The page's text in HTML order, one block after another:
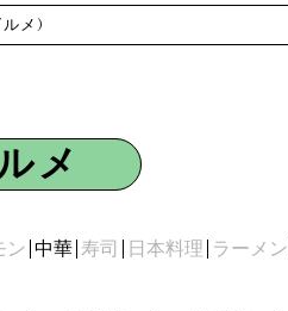
メ)
メ
ン 中華 寿司 日本料理 ラーメン